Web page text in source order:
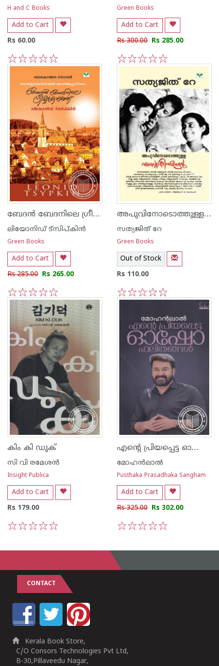
H and C Books
Add to Cart
Rs 60.00
5
4
3
2
1
Green Books
Add to Cart
Rs 300.00 Rs 285.00
5
4
3
2
1
ബേദ‌ന്‍ ബേദനിലെ ഗ്രീഷ്മകാലത്ത്
ലിയോനിഡ് ട്സിപ്കിന്‍
Green Books
Add to Cart
Rs 285.00 Rs 265.00
5
4
3
2
1
അപുവിനോടൊത്തുള്ള എന്റെ ദിനങ്ങള്‍
സത്യജിത് റേ
Green Books
Out of Stock
Rs 110.00
5
4
3
2
1
കിം കി ഡുക്
സി വി രമേശന്‍
Insight Publica
Add to Cart
Rs 179.00
എന്റെ പ്രിയപ്പെട്ട ഓഷോ ഫലിതങ്ങള്‍
മോഹന്‍ലാല്‍
Pusthaka Prasadhaka Sangham
Add to Cart
Rs 325.00 Rs 302.00
CONTACT
Kerala Book Store,
C/O Consors Technologies Pvt Ltd,
B-30,Pillaveedu Nagar,